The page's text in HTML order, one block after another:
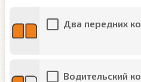
Два передних
Водительский